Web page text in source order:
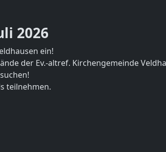
2026
ein!
der Ev.-altref. Kirchengemeinde
teilnehmen.